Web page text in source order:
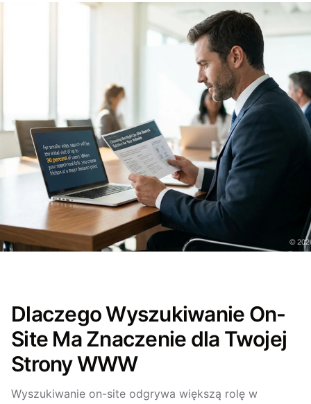
Dlaczego Wyszukiwanie On-
Site Ma Znaczenie dla Twojej
Strony WWW
Wyszukiwanie on-site odgrywa większą rolę w